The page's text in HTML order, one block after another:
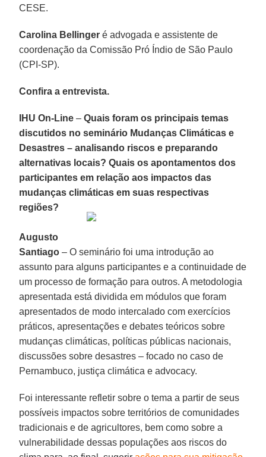
CESE.
Carolina Bellingeré advogada e assistente de
coordenação da Comissão Pró Índio de São Paulo
(CPI-SP).
Confira a entrevista.
IHU On-Line– Quais foram os principais temas
discutidos no seminário Mudanças Climáticas e
Desastres – analisando riscos e preparando
alternativas locais? Quais os apontamentos dos
participantes em relação aos impactos das
mudanças climáticas em suas respectivas
regiões?
Augusto
Santiago– O seminário foi uma introdução ao
assunto para alguns participantes e a continuidade de
um processo de formação para outros. A metodologia
apresentada está dividida em módulos que foram
apresentados de modo intercalado com exercícios
práticos, apresentações e debates teóricos sobre
mudanças climáticas, políticas públicas nacionais,
discussões sobre desastres – focado no caso de
Pernambuco, justiça climática e advocacy.
Foi interessante refletir sobre o tema a partir de seus
possíveis impactos sobre territórios de comunidades
tradicionais e de agricultores, bem como sobre a
vulnerabilidade dessas populações aos riscos do